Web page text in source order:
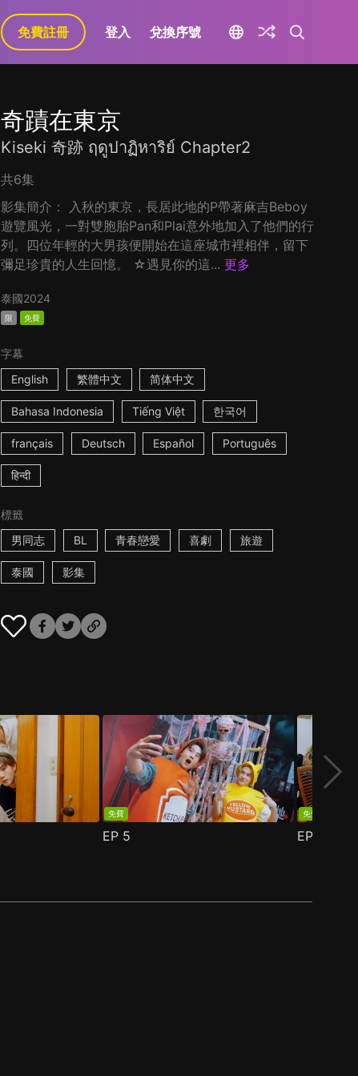
免費註冊 登入 兌換序號
奇蹟在東京
Kiseki 奇跡 ฤดูปาฏิหาริย์ Chapter2
共6集
影集簡介： 入秋的東京，長居此地的P帶著麻吉Beboy
遊覽風光，一對雙胞胎Pan和Plai意外地加入了他們的行
列。四位年輕的大男孩便開始在這座城市裡相伴，留下
彌足珍貴的人生回憶。 ☆遇見你的這... 更多
泰國2024
限 免費
字幕
English
繁體中文 简体中文
Bahasa Indonesia Tiếng Việt 한국어
français Deutsch Español Português
हिन्दी
標籤
男同志
BL 青春戀愛 喜劇 旅遊
泰國 影集
免費
EP 5
免費
EP